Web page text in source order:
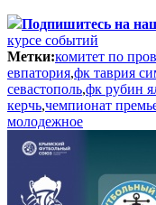
Подпишитесь на
курсе событий
Метки:комитет по
евпатория,фк таврия
севастополь,фк рубин
керчь,чемпионат
молодежное